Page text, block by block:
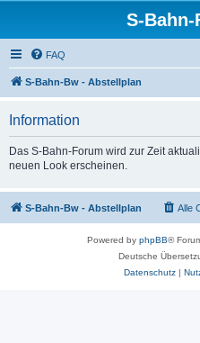
S-
FAQ
S-Bahn-Bw - Abstellplan
Information
Das S-Bahn-Forum wird zur Zeit
neuen Look erscheinen.
S-Bahn-Bw - Abstellplan Alle
Powered by phpBB®
Deutsche
Datenschutz|